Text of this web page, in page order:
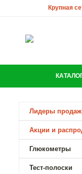
Крупная
Лидеры продаж
Акции и
Глюкометры
Тест-полоски